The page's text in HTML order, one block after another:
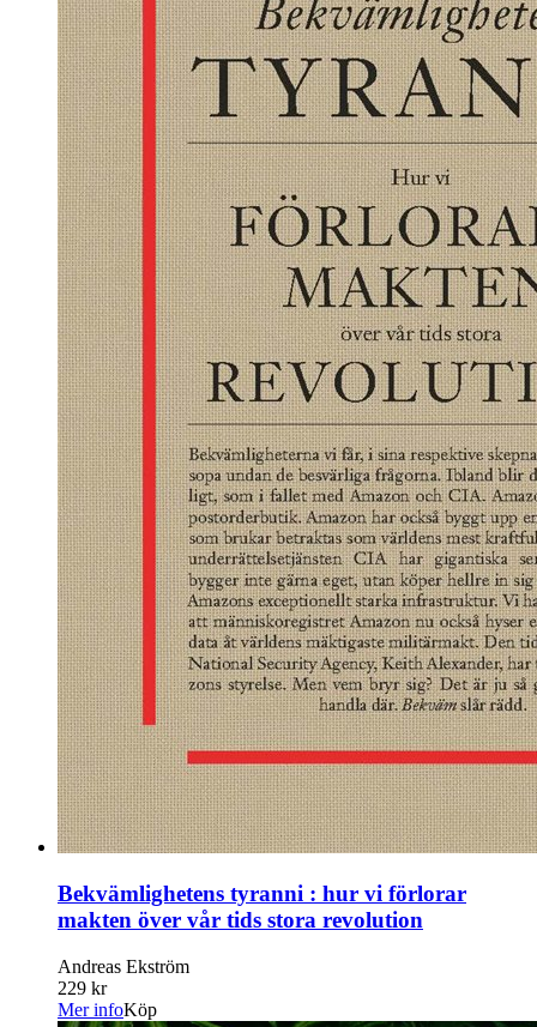
Bekvämlighetens tyranni : hur vi förlorar
makten över vår tids stora revolution
Andreas Ekström
229 kr
Mer infoKöp